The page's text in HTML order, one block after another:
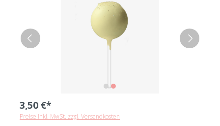
3,50 €*
Preise inkl. MwSt. zzgl. Versandkosten